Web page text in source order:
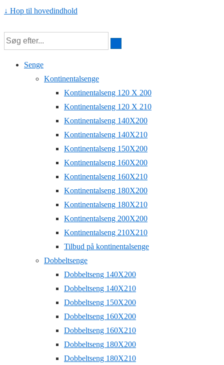
↓ Hop til hovedindhold
Senge
Kontinentalsenge
Kontinentalseng 120 X 200
Kontinentalseng 120 X 210
Kontinentalseng 140X200
Kontinentalseng 140X210
Kontinentalseng 150X200
Kontinentalseng 160X200
Kontinentalseng 160X210
Kontinentalseng 180X200
Kontinentalseng 180X210
Kontinentalseng 200X200
Kontinentalseng 210X210
Tilbud på kontinentalsenge
Dobbeltsenge
Dobbeltseng 140X200
Dobbeltseng 140X210
Dobbeltseng 150X200
Dobbeltseng 160X200
Dobbeltseng 160X210
Dobbeltseng 180X200
Dobbeltseng 180X210